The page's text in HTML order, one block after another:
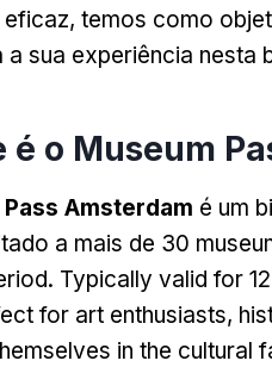
temos como
a sua experiência nesta
é o Museum
Amsterdam é um
a mais de 30
. Typically valid for 12
for art enthusiasts,
in the cultural